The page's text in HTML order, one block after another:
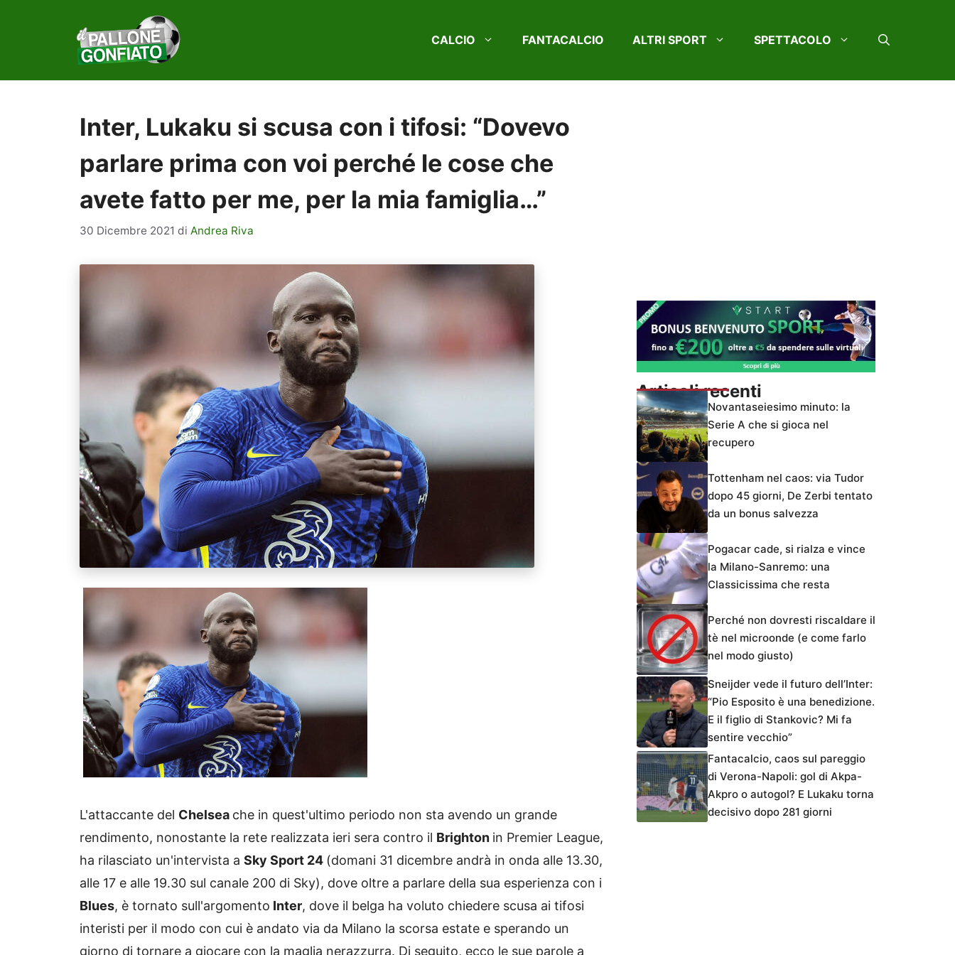
CALCIO FANTACALCIO ALTRI SPORT SPETTACOLO
Inter, Lukaku si scusa con i tifosi: “Dovevo
parlare prima con voi perché le cose che
avete fatto per me, per la mia famiglia…”
30 Dicembre 2021 di Andrea Riva
L'attaccante del Chelsea che in quest'ultimo periodo non sta avendo un grande
rendimento, nonostante la rete realizzata ieri sera contro il Brighton in Premier League,
ha rilasciato un'intervista a Sky Sport 24 (domani 31 dicembre andrà in onda alle 13.30,
alle 17 e alle 19.30 sul canale 200 di Sky), dove oltre a parlare della sua esperienza con i
Blues, è tornato sull'argomento Inter, dove il belga ha voluto chiedere scusa ai tifosi
interisti per il modo con cui è andato via da Milano la scorsa estate e sperando un
giorno di tornare a giocare con la maglia nerazzurra. Di seguito, ecco le sue parole a
Articoli recenti
Novantaseiesimo minuto: la
Serie A che si gioca nel
recupero
Tottenham nel caos: via Tudor
dopo 45 giorni, De Zerbi tentato
da un bonus salvezza
Pogacar cade, si rialza e vince
la Milano-Sanremo: una
Classicissima che resta
Perché non dovresti riscaldare il
tè nel microonde (e come farlo
nel modo giusto)
Sneijder vede il futuro dell’Inter:
“Pio Esposito è una benedizione.
E il figlio di Stankovic? Mi fa
sentire vecchio”
Fantacalcio, caos sul pareggio
di Verona-Napoli: gol di Akpa-
Akpro o autogol? E Lukaku torna
decisivo dopo 281 giorni